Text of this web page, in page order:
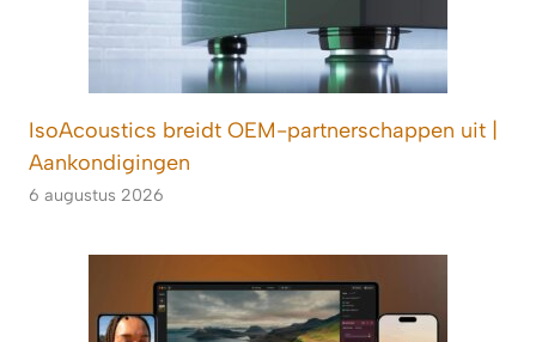
IsoAcoustics breidt OEM-partnerschappen uit |
Aankondigingen
6 augustus 2026